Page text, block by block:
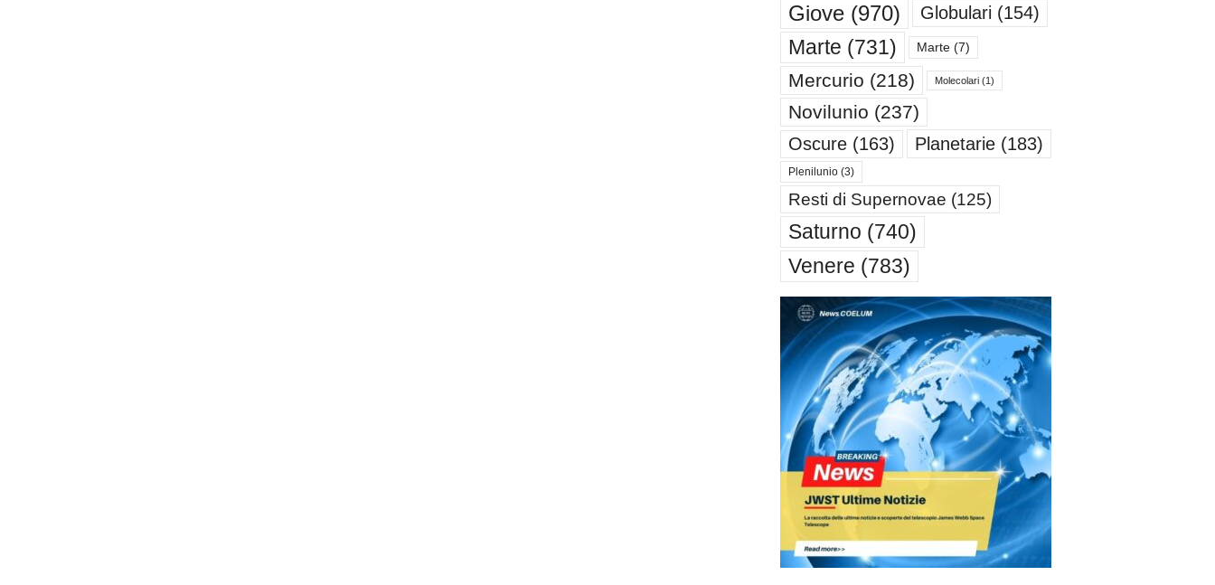
Giove(970) Globulari (154)
Marte (731) Marte(7)
Mercurio (218) Molecolari(1)
Novilunio (237)
Oscure(163) Planetarie(183)
Plenilunio(3)
Resti di Supernovae (125)
Saturno (740)
Venere (783)